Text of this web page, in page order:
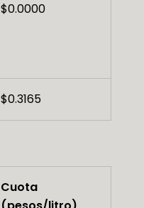
$0.0000
$0.3165
Cuota